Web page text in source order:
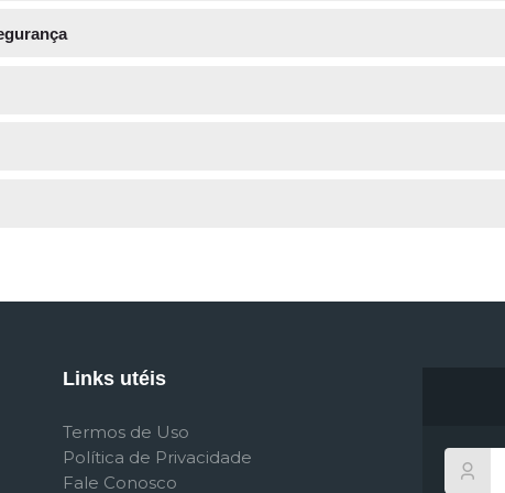
Links utéis
Termos de Uso
Política de Privacidade
Fale Conosco